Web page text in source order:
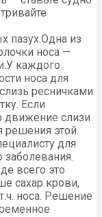
пазух.Одна из
носа —
каждого
носа для
ресничками
Если
движение слизи
решения этой
для
заболевания.
всего это
сахар крови,
носа. Решение